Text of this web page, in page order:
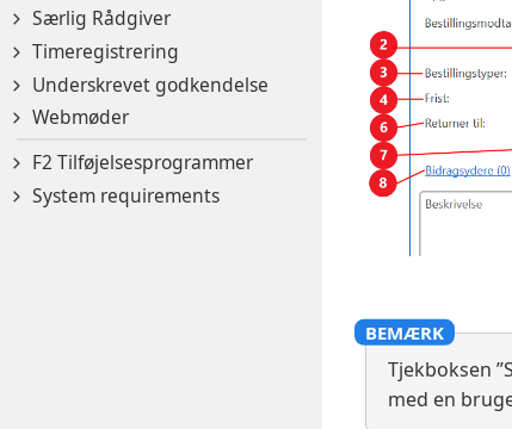
Særlig Rådgiver
Timeregistrering
Underskrevet godkendelse
Webmøder
F2 Tilføjelsesprogrammer
System requirements
Tjekboksen
med en